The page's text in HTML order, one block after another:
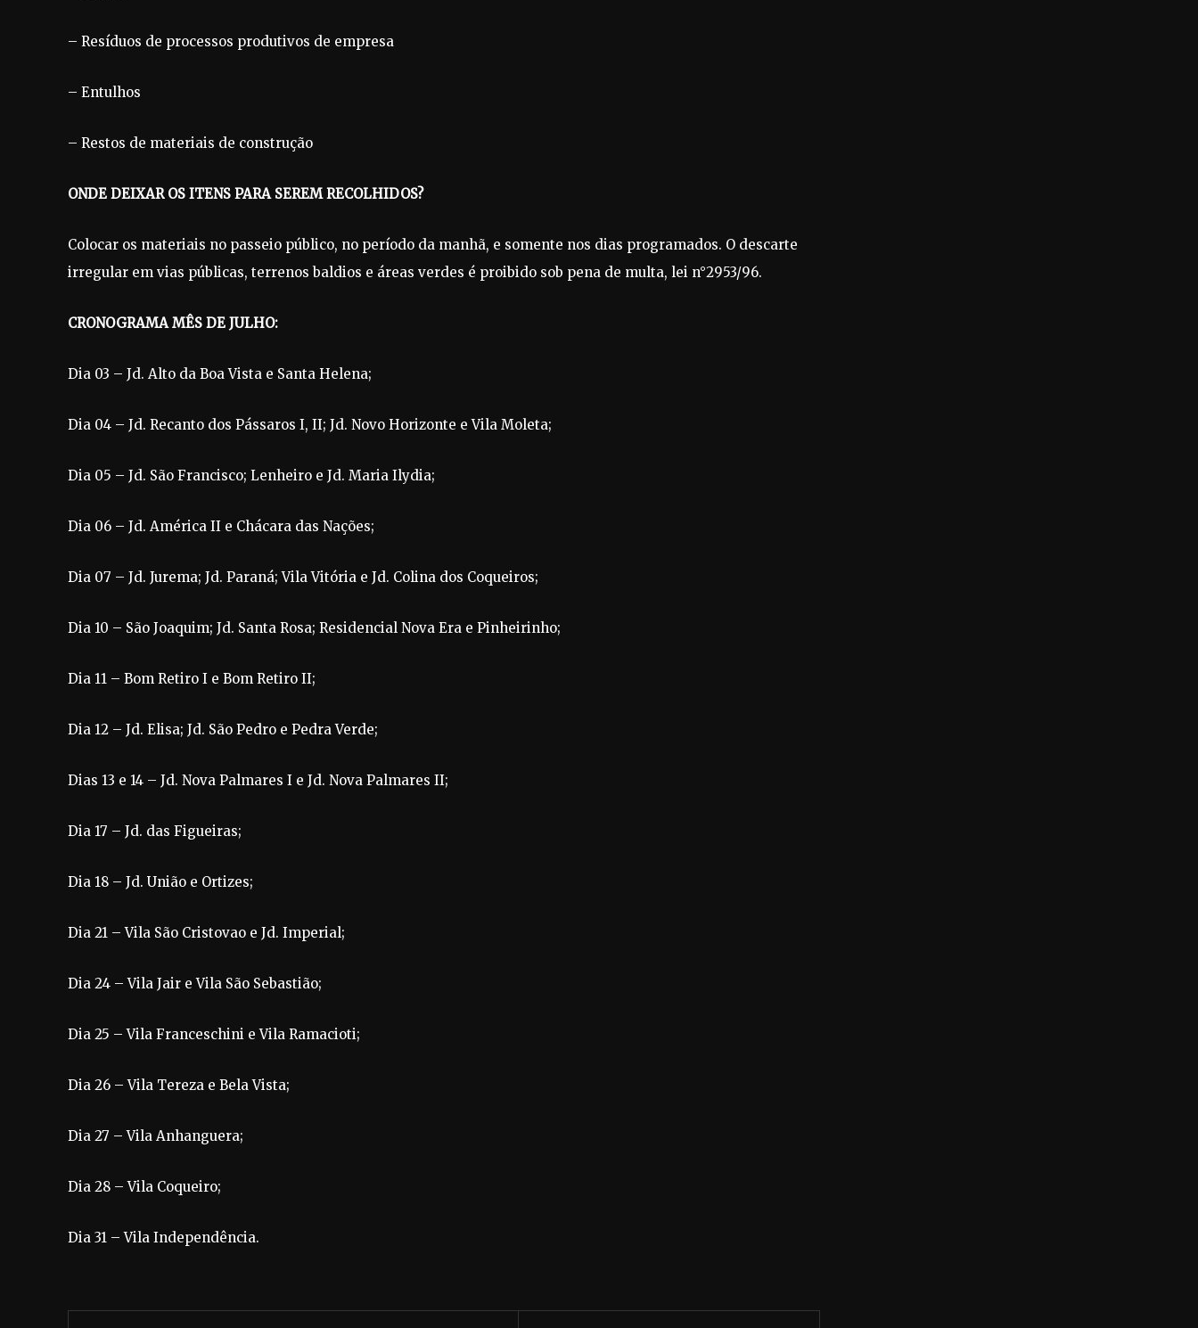
– Resíduos de processos produtivos de empresa
– Entulhos
– Restos de materiais de construção
ONDE DEIXAR OS ITENS PARA SEREM RECOLHIDOS?
Colocar os materiais no passeio público, no período da manhã, e somente nos dias programados. O descarte
irregular em vias públicas, terrenos baldios e áreas verdes é proibido sob pena de multa, lei n°2953/96.
CRONOGRAMA MÊS DE JULHO:
Dia 03 – Jd. Alto da Boa Vista e Santa Helena;
Dia 04 – Jd. Recanto dos Pássaros I, II; Jd. Novo Horizonte e Vila Moleta;
Dia 05 – Jd. São Francisco; Lenheiro e Jd. Maria Ilydia;
Dia 06 – Jd. América II e Chácara das Nações;
Dia 07 – Jd. Jurema; Jd. Paraná; Vila Vitória e Jd. Colina dos Coqueiros;
Dia 10 – São Joaquim; Jd. Santa Rosa; Residencial Nova Era e Pinheirinho;
Dia 11 – Bom Retiro I e Bom Retiro II;
Dia 12 – Jd. Elisa; Jd. São Pedro e Pedra Verde;
Dias 13 e 14 – Jd. Nova Palmares I e Jd. Nova Palmares II;
Dia 17 – Jd. das Figueiras;
Dia 18 – Jd. União e Ortizes;
Dia 21 – Vila São Cristovao e Jd. Imperial;
Dia 24 – Vila Jair e Vila São Sebastião;
Dia 25 – Vila Franceschini e Vila Ramacioti;
Dia 26 – Vila Tereza e Bela Vista;
Dia 27 – Vila Anhanguera;
Dia 28 – Vila Coqueiro;
Dia 31 – Vila Independência.